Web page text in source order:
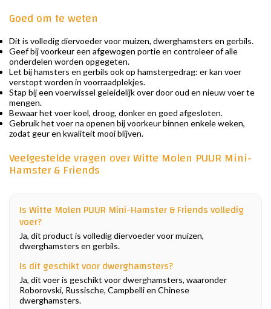
Goed om te weten
Dit is volledig diervoeder voor muizen, dwerghamsters en gerbils.
Geef bij voorkeur een afgewogen portie en controleer of alle
onderdelen worden opgegeten.
Let bij hamsters en gerbils ook op hamstergedrag: er kan voer
verstopt worden in voorraadplekjes.
Stap bij een voerwissel geleidelijk over door oud en nieuw voer te
mengen.
Bewaar het voer koel, droog, donker en goed afgesloten.
Gebruik het voer na openen bij voorkeur binnen enkele weken,
zodat geur en kwaliteit mooi blijven.
Veelgestelde vragen over Witte Molen PUUR Mini-
Hamster & Friends
Is Witte Molen PUUR Mini-Hamster & Friends volledig
voer?
Ja, dit product is volledig diervoeder voor muizen,
dwerghamsters en gerbils.
Is dit geschikt voor dwerghamsters?
Ja, dit voer is geschikt voor dwerghamsters, waaronder
Roborovski, Russische, Campbelli en Chinese
dwerghamsters.